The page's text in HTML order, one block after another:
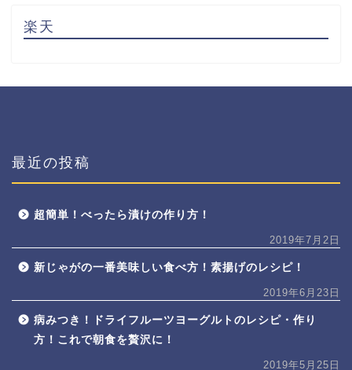
楽天
最近の投稿
超簡単！べったら漬けの作り方！
2019年7月2日
新じゃがの一番美味しい食べ方！素揚げのレシピ！
2019年6月23日
病みつき！ドライフルーツヨーグルトのレシピ・作り
方！これで朝食を贅沢に！
2019年5月25日